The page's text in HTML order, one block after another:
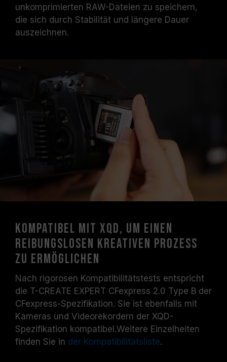
unkomprimierten RAW-Dateien zu speichern,
die sich durch Stabilität und längere Dauer
auszeichnen.
Kompatibel mit XQD, um einen
reibungslosen kreativen Prozess
zu ermöglichen
Nach rigorosen Kompatibilitätstests entspricht
die T-CREATE EXPERT CFexpress 2.0 Type B der
CFexpress-Spezifikation. Sie ist ebenfalls mit
Kameras und Videorekordern der XQD-
Spezifikation kompatibel.Weitere Einzelheiten
finden Sie in der Kompatibilitätsliste.